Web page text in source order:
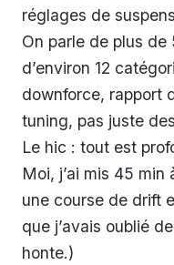
réglages de
On parle de plus
d’environ 12
downforce, rapport
tuning, pas juste
Le hic : tout est
Moi, j’ai mis 45
une course de drift
que j’avais oublié
honte.)